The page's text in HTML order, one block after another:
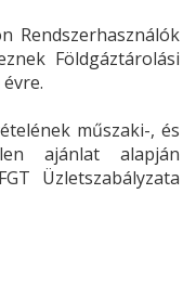
Rendszerhasználók
Földgáztárolási
műszaki-, és
ajánlat alapján
Üzletszabályzata